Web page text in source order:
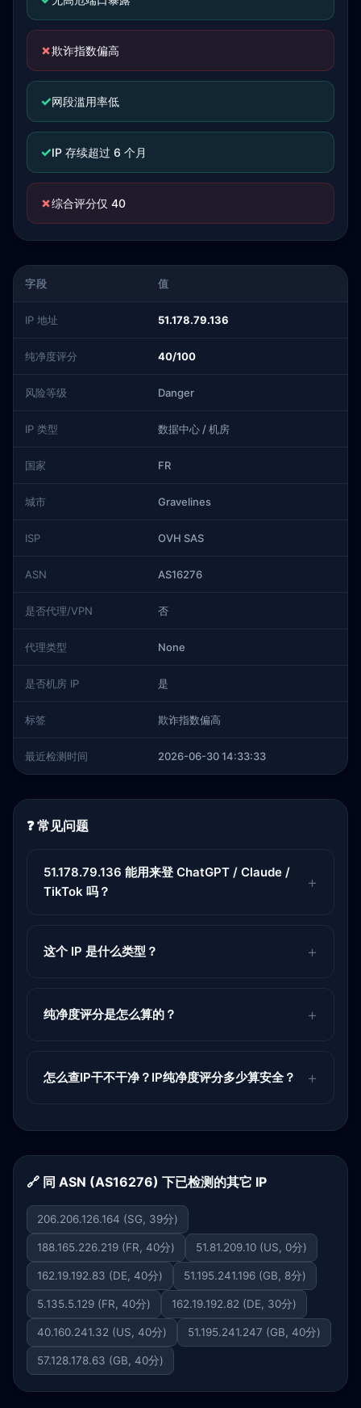
✗欺诈指数偏高
✓网段滥用率低
✓IP 存续超过 6 个月
✗综合评分仅 40
字段 值
IP 地址 51.178.79.136
纯净度评分 40/100
风险等级 Danger
IP 类型 数据中心 / 机房
国家 FR
城市 Gravelines
ISP OVH SAS
ASN AS16276
是否代理/VPN 否
代理类型 None
是否机房 IP 是
标签 欺诈指数偏高
最近检测时间 2026-06-30 14:33:33
❓ 常见问题
51.178.79.136 能用来登 ChatGPT / Claude /
TikTok 吗？
这个 IP 是什么类型？
纯净度评分是怎么算的？
怎么查IP干不干净？IP纯净度评分多少算安全？
🔗 同 ASN (AS16276) 下已检测的其它 IP
206.206.126.164 (SG, 39分)
188.165.226.219 (FR, 40分) 51.81.209.10 (US, 0分)
162.19.192.83 (DE, 40分) 51.195.241.196 (GB, 8分)
5.135.5.129 (FR, 40分) 162.19.192.82 (DE, 30分)
40.160.241.32 (US, 40分) 51.195.241.247 (GB, 40分)
57.128.178.63 (GB, 40分)